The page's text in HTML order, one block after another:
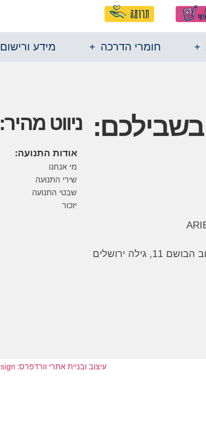
חומרי הדרכה מידע ורישום
בשבילכם:
ירושלים
ניווט מהיר:
אודות התנועה:
מי אנחנו
שירי התנועה
שבטי התנועה
יזכור
עיצוב ובניית אתרי וורדפרס: Odesign